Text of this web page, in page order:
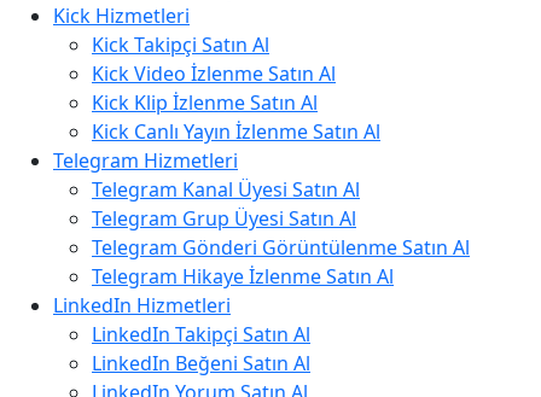
Kick Hizmetleri
Kick Takipçi Satın Al
Kick Video İzlenme Satın Al
Kick Klip İzlenme Satın Al
Kick Canlı Yayın İzlenme Satın Al
Telegram Hizmetleri
Telegram Kanal Üyesi Satın Al
Telegram Grup Üyesi Satın Al
Telegram Gönderi Görüntülenme Satın Al
Telegram Hikaye İzlenme Satın Al
LinkedIn Hizmetleri
LinkedIn Takipçi Satın Al
LinkedIn Beğeni Satın Al